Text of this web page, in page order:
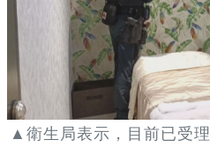
▲衛生局表示，目前已受理